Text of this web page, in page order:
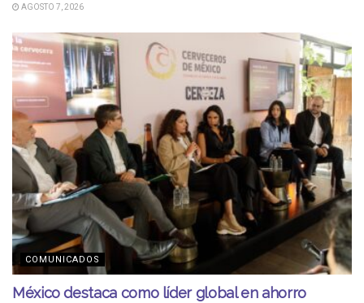
AGOSTO 7, 2026
COMUNICADOS
México destaca como líder global en ahorro